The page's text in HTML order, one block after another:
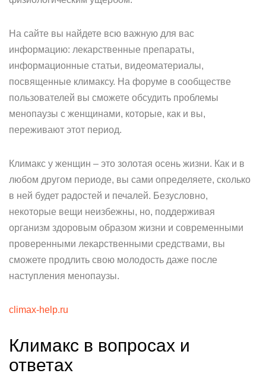
На сайте вы найдете всю важную для вас
информацию: лекарственные препараты,
информационные статьи, видеоматериалы,
посвященные климаксу. На форуме в сообществе
пользователей вы сможете обсудить проблемы
менопаузы с женщинами, которые, как и вы,
переживают этот период.
Климакс у женщин – это золотая осень жизни. Как и в
любом другом периоде, вы сами определяете, сколько
в ней будет радостей и печалей. Безусловно,
некоторые вещи неизбежны, но, поддерживая
организм здоровым образом жизни и современными
проверенными лекарственными средствами, вы
сможете продлить свою молодость даже после
наступления менопаузы.
climax-help.ru
Климакс в вопросах и
ответах